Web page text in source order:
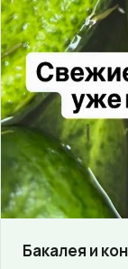
Бакалея и